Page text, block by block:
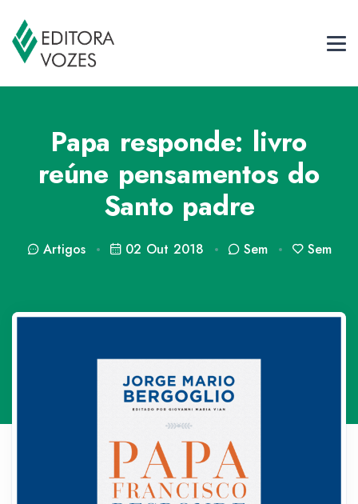
Papa responde: livro
reúne pensamentos do
Santo padre
Artigos 02 Out 2018 Sem Sem